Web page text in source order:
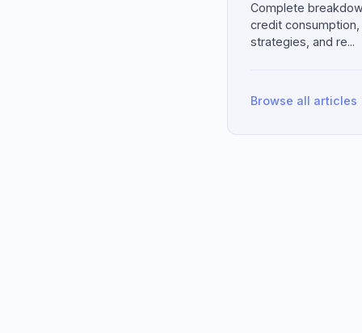
Complete
credit
strategies, and re...
Browse all